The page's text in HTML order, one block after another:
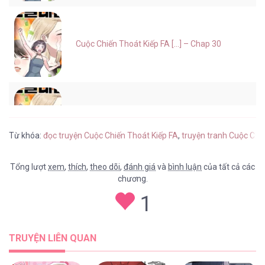
Cuộc Chiến Thoát Kiếp FA [...] – Chap 30
Cuộc Chiến Thoát Kiếp FA [...] – Chap 28
Từ khóa: đọc truyện Cuộc Chiến Thoát Kiếp FA, truyện tranh Cuộc
Tổng lượtxem, thích, theo dõi, đánh giá và bình luận của tất cả các
chương.
1
TRUYỆN LIÊN QUAN